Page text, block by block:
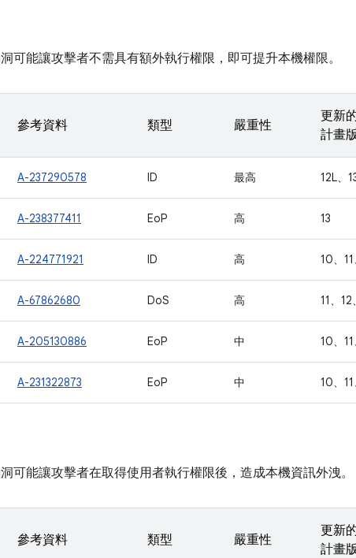
可能讓攻擊者不需具有額外執行權限，即可提升本機權限。
參考資料 類型 嚴重性
更新
計畫
A-237290578 ID 最高 12L、
A-238377411 EoP 高 13
A-224771921 ID 高 10、
A-67862680 DoS 高 11、12
A-205130886 EoP 中 10、11
A-231322873 EoP 中 10、
可能讓攻擊者在取得使用者執行權限後，造成本機資訊外洩。
參考資料 類型 嚴重性
更新
計畫